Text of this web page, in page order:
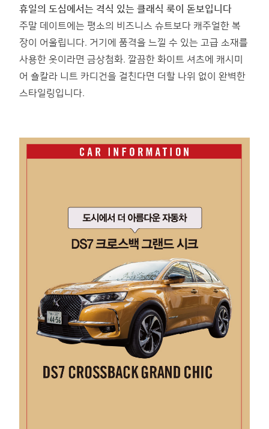
휴일의 도심에서는 격식 있는 클래식 룩이 돋보입니다
주말 데이트에는 평소의 비즈니스 슈트보다 캐주얼한 복
장이 어울립니다. 거기에 품격을 느낄 수 있는 고급 소재를
사용한 옷이라면 금상첨화. 깔끔한 화이트 셔츠에 캐시미
어 숄칼라 니트 카디건을 걸친다면 더할 나위 없이 완벽한
스타일링입니다.